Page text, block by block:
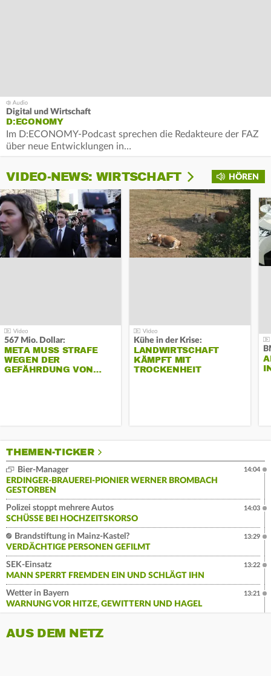
Digital und Wirtschaft
D:ECONOMY
Im D:ECONOMY-Podcast sprechen die Redakteure der FAZ
über neue Entwicklungen in…
HÖREN
VIDEO-NEWS: WIRTSCHAFT
567 Mio. Dollar:
META MUSS STRAFE
WEGEN DER
GEFÄHRDUNG VON…
Kühe in der Krise:
LANDWIRTSCHAFT
KÄMPFT MIT
TROCKENHEIT
THEMEN-TICKER
Bier-Manager
ERDINGER-BRAUEREI-PIONIER WERNER BROMBACH
GESTORBEN
14:04
Polizei stoppt mehrere Autos
SCHÜSSE BEI HOCHZEITSKORSO
14:03
Brandstiftung in Mainz-Kastel?
VERDÄCHTIGE PERSONEN GEFILMT
13:29
SEK-Einsatz
MANN SPERRT FREMDEN EIN UND SCHLÄGT IHN
13:22
Wetter in Bayern
WARNUNG VOR HITZE, GEWITTERN UND HAGEL
13:21
AUS DEM NETZ